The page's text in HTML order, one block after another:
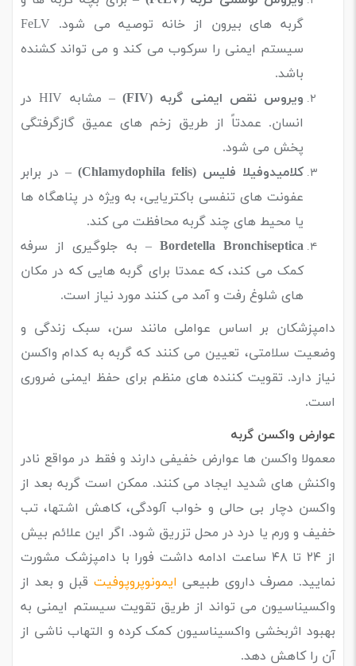
گربه های بیرون از خانه توصیه می شود. FeLV
سیستم ایمنی را سرکوب می کند و می تواند کشنده
باشد.
ویروس نقص ایمنی گربه (FIV)
– مشابه HIV در
انسان. عمدتاً از طریق زخم های عمیق گازگرفتگی
پخش می شود.
کلامیدوفیلا فلیس (Chlamydophila felis
) – در برابر
عفونت های تنفسی باکتریایی، به ویژه در پناهگاه ها
یا محیط های چند گربه محافظت می کند.
Bordetella Bronchiseptica – به جلوگیری از سرفه
کمک می کند، که عمدتا برای گربه هایی که در مکان
های شلوغ رفت و آمد می کنند مورد نیاز است.
دامپزشکان بر اساس عواملی مانند سن، سبک زندگی و
وضعیت سلامتی، تعیین می کنند که گربه به کدام واکسن
نیاز دارد. تقویت کننده های منظم برای حفظ ایمنی ضروری
است.
عوارض واکسن گربه
معمولا واکسن ها عوارض خفیفی دارند و فقط در مواقع نادر
واکنش های شدید ایجاد می کنند. ممکن است گربه بعد از
واکسن دچار بی حالی و خواب آلودگی، کاهش اشتها، تب
خفیف و ورم یا درد در محل تزریق شود. اگر این علائم بیش
از ۲۴ تا ۴۸ ساعت ادامه داشت فورا با دامپزشک مشورت
نمایید. مصرف داروی طبیعی ایمونوپروپوفیت قبل و بعد از
واکسیناسیون می تواند از طریق تقویت سیستم ایمنی به
بهبود اثربخشی واکسیناسیون کمک کرده و التهاب ناشی از
آن را کاهش دهد.